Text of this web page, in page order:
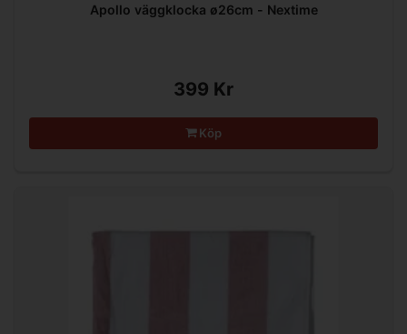
Apollo väggklocka ø26cm - Nextime
399 Kr
Köp